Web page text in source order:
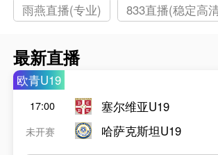
雨燕直播(专业)
833直播(稳定高
最新直播
欧青U19
17:00
未开赛
塞尔维亚U19
哈萨克斯坦U19